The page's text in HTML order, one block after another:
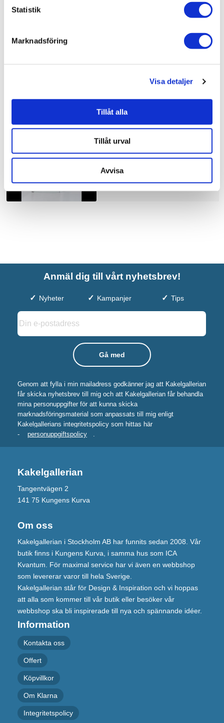
Statistik
Marknadsföring
Visa detaljer
Tillåt alla
Tillåt urval
Avvisa
Duschbyggarna Duschhörna
Corny de Luxe
10.910 kr
JUST NU!
Anmäl dig till vårt nyhetsbrev!
Nyheter Kampanjer Tips
Genom att fylla i min mailadress godkänner jag att Kakelgallerian
får skicka nyhetsbrev till mig och att Kakelgallerian får behandla
mina personuppgifter för att kunna skicka
marknadsföringsmaterial som anpassats till mig enligt
Kakelgallerians integritetspolicy som hittas här
-
personuppgiftspolicy .
Kakelgallerian
Tangentvägen 2
141 75 Kungens Kurva
Om oss
Kakelgallerian i Stockholm AB har funnits sedan 2008. Vår
butik finns i Kungens Kurva, i samma hus som ICA
Kvantum. För maximal service har vi även en webbshop
som levererar varor till hela Sverige.
Kakelgallerian står för Design & Inspiration och vi hoppas
att alla som kommer till vår butik eller besöker vår
webbshop ska bli inspirerade till nya och spännande idéer.
Information
Kontakta oss
Offert
Köpvillkor
Om Klarna
Integritetspolicy